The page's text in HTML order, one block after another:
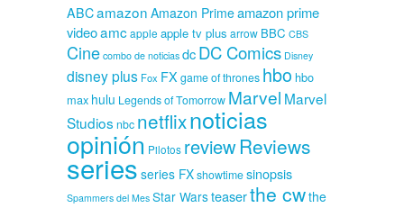
ABCamazon Amazon Primeamazon prime
videoamcapple apple tv plus arrow BBC CBS
Cine combo de noticias dcDC Comics Disney
disney plus Fox FX game of thrones hbo hbo
max hulu Legends of Tomorrow Marvel Marvel
Studios nbc netflixnoticias
opinión Pilotos reviewReviews
series series FXshowtimesinopsis
Spammers del Mes Star Warsteaserthe cwthe